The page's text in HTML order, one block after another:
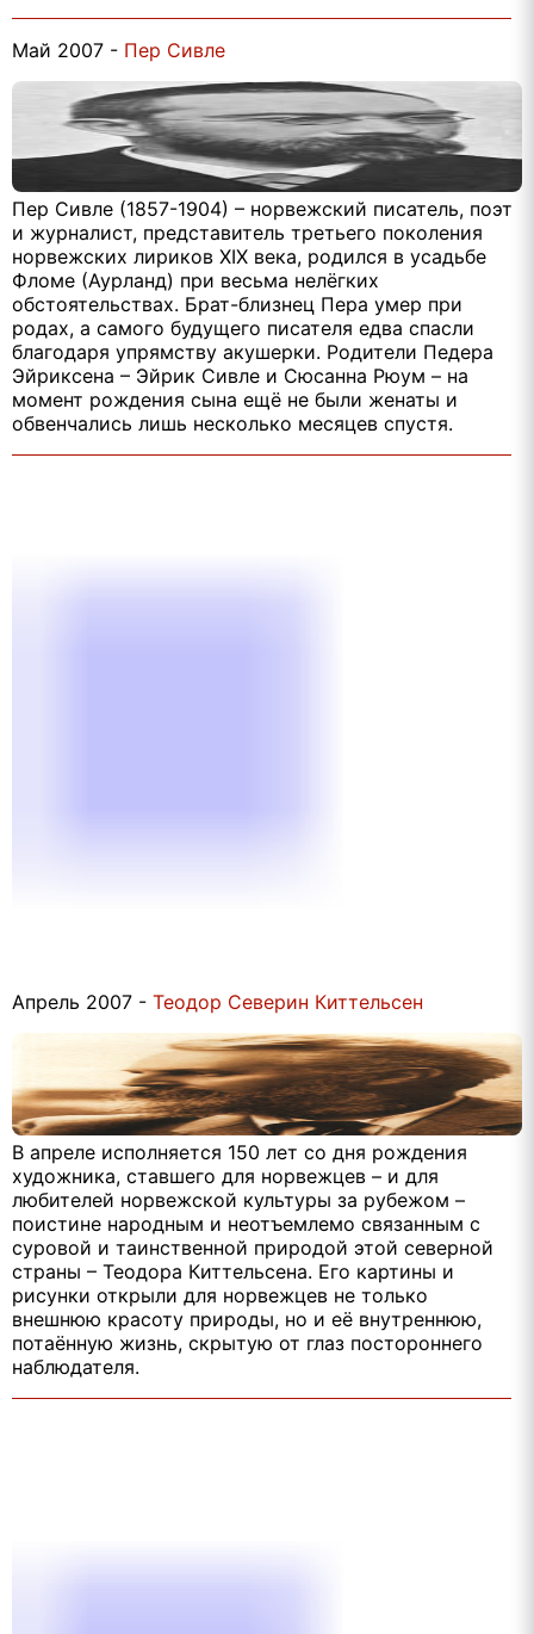
Май 2007 - Пер Сивле
Пер Сивле (1857-1904) – норвежский писатель, поэт
и журналист, представитель третьего поколения
норвежских лириков XIX века, родился в усадьбе
Фломе (Аурланд) при весьма нелёгких
обстоятельствах. Брат-близнец Пера умер при
родах, а самого будущего писателя едва спасли
благодаря упрямству акушерки. Родители Педера
Эйриксена – Эйрик Сивле и Сюсанна Рюум – на
момент рождения сына ещё не были женаты и
обвенчались лишь несколько месяцев спустя.
Апрель 2007 - Теодор Северин Киттельсен
В апреле исполняется 150 лет со дня рождения
художника, ставшего для норвежцев – и для
любителей норвежской культуры за рубежом –
поистине народным и неотъемлемо связанным с
суровой и таинственной природой этой северной
страны – Теодора Киттельсена. Его картины и
рисунки открыли для норвежцев не только
внешнюю красоту природы, но и её внутреннюю,
потаённую жизнь, скрытую от глаз постороннего
наблюдателя.